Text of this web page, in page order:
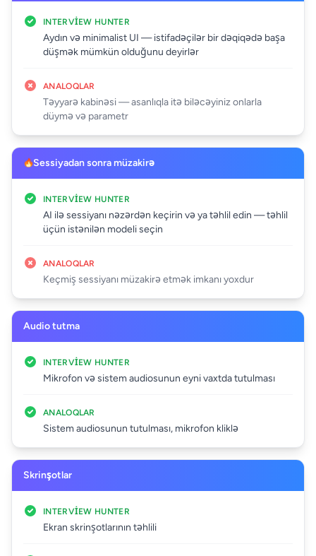
INTERVIEW HUNTER
Aydın və minimalist UI — istifadəçilər bir dəqiqədə başa
düşmək mümkün olduğunu deyirlər
ANALOQLAR
Təyyarə kabinəsi — asanlıqla itə biləcəyiniz onlarla
düymə və parametr
Sessiyadan sonra müzakirə
INTERVIEW HUNTER
AI ilə sessiyanı nəzərdən keçirin və ya təhlil edin — təhlil
üçün istənilən modeli seçin
ANALOQLAR
Keçmiş sessiyanı müzakirə etmək imkanı yoxdur
Audio tutma
INTERVIEW HUNTER
Mikrofon və sistem audiosunun eyni vaxtda tutulması
ANALOQLAR
Sistem audiosunun tutulması, mikrofon kliklə
Skrinşotlar
INTERVIEW HUNTER
Ekran skrinşotlarının təhlili